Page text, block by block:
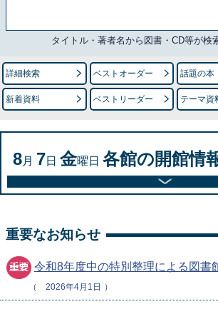
タイトル・著者名から図書・CD等が検
詳細検索 ベストオーダー 話題の本
新着資料 ベストリーダー テーマ資
8月 7日 金曜日 各館の開館情
重要なお知らせ
令和8年度中の特別整理による図書
2026年4月1日